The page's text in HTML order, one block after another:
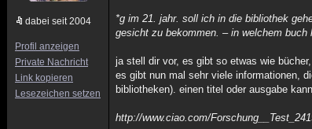
dabei seit 2004
Profil anzeigen
Private Nachricht
Link kopieren
Lesezeichen setzen
*g im 21. jahr. soll ich in die bibliothek
gesicht zu bekommen. – in welchem
ja stell dir vor, es gibt so etwas wie
es gibt nun mal sehr viele informationen,
bibliotheken). einen titel oder ausgabe
http://www.ciao.com/